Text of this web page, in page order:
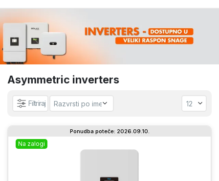
Asymmetric inverters
Filtriraj
Na zalogi
Ponudba poteče: 2026.09.10.